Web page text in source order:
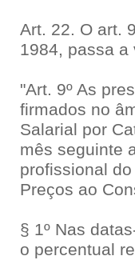
Art. 22. O art.
1984, passa a
"Art. 9º As
firmados no
Salarial por
mês seguinte
profissional
Preços ao
§ 1º Nas
o percentual